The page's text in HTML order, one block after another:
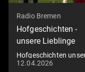
Radio Bremen
Hofgeschichten -
unsere Lieblinge
Hofgeschichten
Lieblinge
12.04.2026